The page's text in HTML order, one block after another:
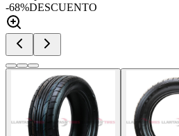
-68%DESCUENTO